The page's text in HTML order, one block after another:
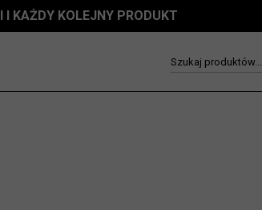
I KAŻDY KOLEJNY PRODUKT
Szukaj produktów...